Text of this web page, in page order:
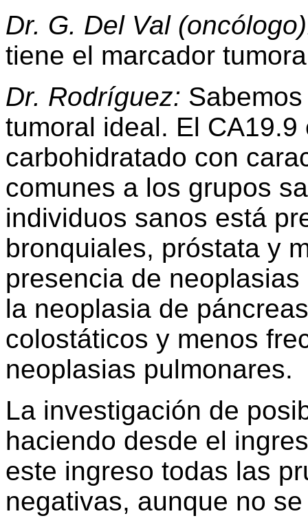
Dr. G. Del Val
tiene el marcador
Dr. Rodríguez:
tumoral ideal. El
carbohidratado con
comunes a los grupos
individuos sanos está
bronquiales, próstata y
presencia de
la neoplasia de
colostáticos y menos
neoplasias pulmonares.
La investigación de
haciendo desde el
este ingreso todas las
negativas, aunque no